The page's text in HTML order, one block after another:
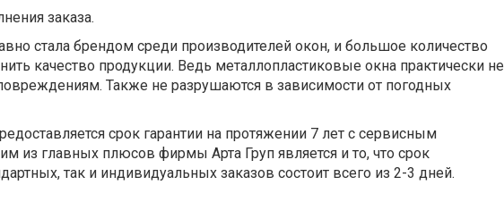
заказа.
стала брендом среди производителей окон, и большое количество
качество продукции. Ведь металлопластиковые окна практически не
Также не разрушаются в зависимости от погодных
срок гарантии на протяжении 7 лет с сервисным
из главных плюсов фирмы Арта Груп является и то, что срок
так и индивидуальных заказов состоит всего из 2-3 дней.